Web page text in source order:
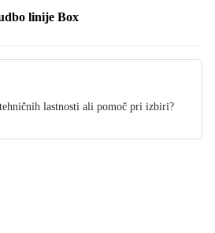
linije Box
lastnosti ali pomoč pri izbiri?